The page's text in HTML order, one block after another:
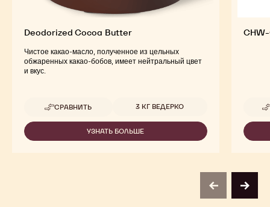
Deodorized Cocoa Butter
Чистое какао-масло, полученное из цельных
обжаренных какао-бобов, имеет нейтральный цвет
и вкус.
СРАВНИТЬ
-
DEODORIZED
COCOA
BUTTER
Доступные размеры
3 КГ ВЕДЕРКО
УЗНАТЬ БОЛЬШЕ
-
previousnext